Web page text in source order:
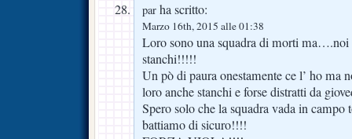
par ha scritto:
Marzo 16th, 2015 alle 01:38
Loro sono una squadra di morti ma….noi
stanchi!!!!!
Un pò di paura onestamente ce l’ ho ma
loro anche stanchi e forse distratti da
Spero solo che la squadra vada in
battiamo di sicuro!!!!